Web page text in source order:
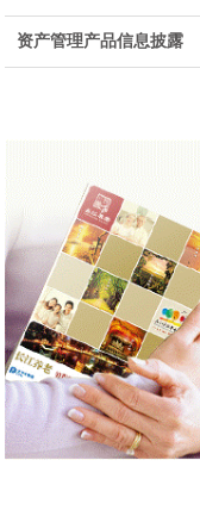
资产管理产品信息披露